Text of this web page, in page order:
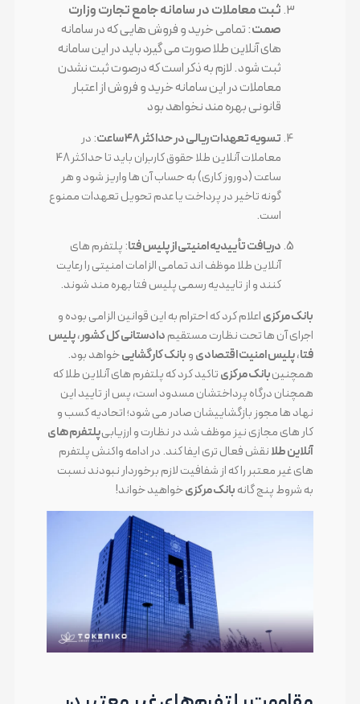
ثبت معاملات در سامانه جامع تجارت وزارت
صمت: تمامی خرید و فروش هایی که در سامانه
های آنلاین طلا صورت می گیرد باید در این سامانه
ثبت شود. لازم به ذکر است که درصوت ثبت نشدن
معاملات در این سامانه خرید و فروش از اعتبار
قانونی بهره مند نخواهد بود
تسویه تعهدات ریالی در حداکثر ۴۸ ساعت
: در
معاملات آنلاین طلا حقوق کاربران باید تا حداکثر 48
ساعت (دوروز کاری) به حساب آن ها واریز شود و هر
گونه تاخیر در پرداخت یا عدم تحویل تعهدات ممنوع
است.
دریافت تأییدیه امنیتی از پلیس فتا: پلتفرم های
آنلاین طلا موظف اند تمامی الزامات امنیتی را رعایت
کنند و از تاییدیه رسمی پلیس فتا بهره مند شوند.
بانک مرکزیاعلام کرد که احترام به این قوانین الزامی بوده و
اجرای آن ها تحت نظارت مستقیمدادستانی کل کشور،پلیس
فتا،پلیس امنیت اقتصادیوبانک کارگشاییخواهد بود.
همچنینبانک مرکزیتاکید کرد که پلتفرم های آنلاین طلا که
همچنان درگاه پرداختشان مسدود است، پس از تایید این
نهاد ها مجوز بازگشاییشان صادر می شود؛ اتحادیه کسب و
کار های مجازی نیز موظف شد در نظارت و ارزیابیپلتفرم های
آنلاین طلانقش فعال تری ایفا کند. در ادامه واکنش پلتفرم
های غیر معتبر را که از شفافیت لازم برخوردار نبودند نسبت
به شروط پنج گانهبانک مرکزیخواهید خواند!